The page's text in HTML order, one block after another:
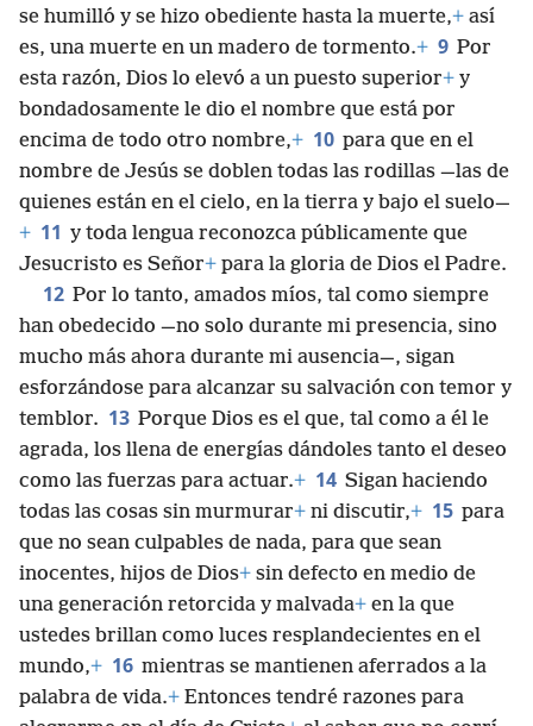
se humilló y se hizo obediente hasta la muerte,+ así
es, una muerte en un madero de tormento.+ 9 Por
esta razón, Dios lo elevó a un puesto superior+ y
bondadosamente le dio el nombre que está por
encima de todo otro nombre,+ 10 para que en el
nombre de Jesús se doblen todas las rodillas —las de
quienes están en el cielo, en la tierra y bajo el suelo—
+ 11 y toda lengua reconozca públicamente que
Jesucristo es Señor+ para la gloria de Dios el Padre.
12 Por lo tanto, amados míos, tal como siempre
han obedecido —no solo durante mi presencia, sino
mucho más ahora durante mi ausencia—, sigan
esforzándose para alcanzar su salvación con temor y
temblor. 13 Porque Dios es el que, tal como a él le
agrada, los llena de energías dándoles tanto el deseo
como las fuerzas para actuar.+ 14 Sigan haciendo
todas las cosas sin murmurar+ ni discutir,+ 15 para
que no sean culpables de nada, para que sean
inocentes, hijos de Dios+ sin defecto en medio de
una generación retorcida y malvada+ en la que
ustedes brillan como luces resplandecientes en el
mundo,+ 16 mientras se mantienen aferrados a la
palabra de vida.+ Entonces tendré razones para